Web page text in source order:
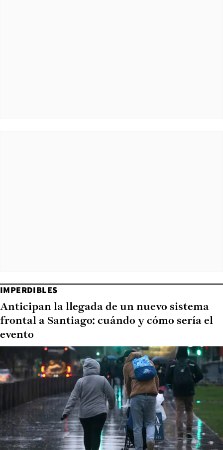
IMPERDIBLES
Anticipan la llegada de un nuevo sistema
frontal a Santiago: cuándo y cómo sería el
evento